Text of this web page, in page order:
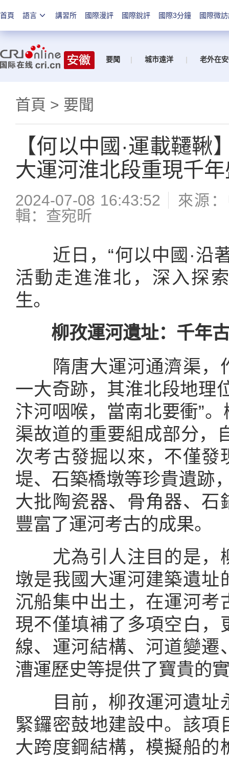
首頁 語言 講習所 國際漫評 國際銳評 國際3分鐘 國際微
要聞 | 城市遠洋 | 老外在
首頁 > 要聞
【何以中國·運載韆
大運河淮北段重現千
2024-07-08 16:43:52
來源
輯：查宛昕
近日，“何以中國·沿著
活動走進淮北，深入探
生。
柳孜運河遺址：千年古
隋唐大運河通濟渠，
一大奇跡，其淮北段地理
汴河咽喉，當南北要衝”
渠故道的重要組成部分，
次考古發掘以來，不僅發
堤、石築橋墩等珍貴遺跡
大批陶瓷器、骨角器、石
豐富了運河考古的成果。
尤為引人注目的是，
墩是我國大運河建築遺址
沉船集中出土，在運河考
現不僅填補了多項空白，
線、運河結構、河道變遷
漕運歷史等提供了寶貴的
目前，柳孜運河遺址
緊鑼密鼓地建設中。該
大跨度鋼結構，模擬船的